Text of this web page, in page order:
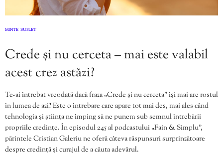
MINTE SUFLET
Crede și nu cerceta – mai este valabil
acest crez astăzi?
Te-ai întrebat vreodată dacă fraza „Crede și nu cerceta” își mai are rostul
în lumea de azi? Este o întrebare care apare tot mai des, mai ales când
tehnologia și știința ne împing să ne punem sub semnul întrebării
propriile credințe. În episodul 245 al podcastului „Fain & Simplu”,
părintele Cristian Galeriu ne oferă câteva răspunsuri surprinzătoare
despre credință și curajul de a căuta adevărul.